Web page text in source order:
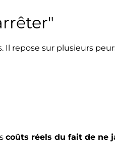
repose sur plusieurs
coûts réels du fait de ne